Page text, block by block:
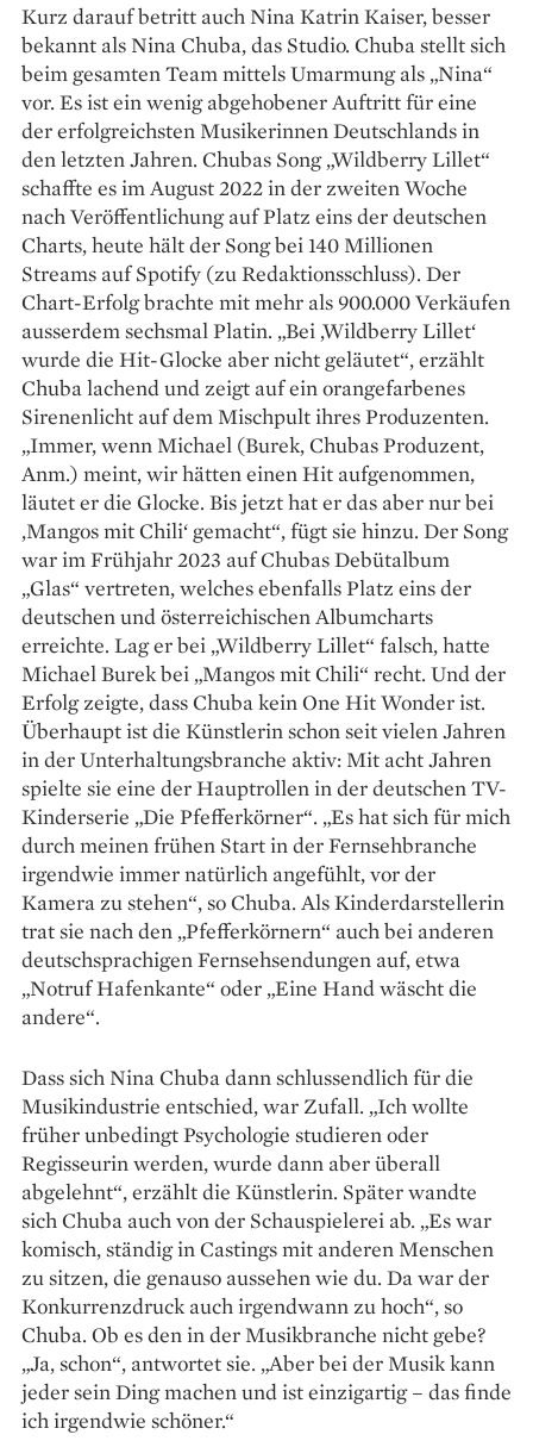
Kurz darauf betritt auch Nina Katrin Kaiser, besser
bekannt als Nina Chuba, das Studio. Chuba stellt sich
beim gesamten Team mittels Umarmung als „Nina“
vor. Es ist ein wenig abgehobener Auftritt für eine
der erfolgreichsten Musikerinnen Deutschlands in
den letzten Jahren. Chubas Song „Wildberry Lillet“
schaffte es im August 2022 in der zweiten Woche
nach Veröffentlichung auf Platz eins der deutschen
Charts, heute hält der Song bei 140 Millionen
Streams auf Spotify (zu Redak­tionsschluss). Der
Chart-Erfolg brachte mit mehr als 900.000 Verkäufen
ausserdem sechsmal Platin. „Bei ‚Wildberry Lillet‘
wurde die Hit-Glocke aber nicht geläutet“, erzählt
Chuba lachend und zeigt auf ein orangefarbenes
Sirenenlicht auf dem Mischpult ihres Produzenten.
„Immer, wenn Michael (Burek, Chubas Produzent,
Anm.) meint, wir hätten einen Hit aufgenommen,
läutet er die Glocke. Bis jetzt hat er das aber nur bei
‚Mangos mit Chili‘ gemacht“, fügt sie hinzu. Der Song
war im Frühjahr 2023 auf Chubas Debütalbum
„Glas“ vertreten, welches ebenfalls Platz eins der
deutschen und öster­reichischen Albumcharts
erreichte. Lag er bei „Wildberry Lillet“ falsch, hatte
Michael Burek bei „Mangos mit Chili“ recht. Und der
Erfolg zeigte, dass Chuba kein One Hit Wonder ist.
Überhaupt ist die Künstlerin schon seit vielen Jahren
in der Unterhaltungsbranche aktiv: Mit acht Jahren
spielte sie eine der Hauptrollen in der deutschen TV-
Kinderserie „Die Pfefferkörner“. „Es hat sich für mich
durch meinen frühen Start in der Fernsehbranche
irgendwie immer natürlich angefühlt, vor der
Kamera zu stehen“, so Chuba. Als Kinder­darstellerin
trat sie nach den „Pfefferkörnern“ auch bei anderen
deutschsprachigen Fernsehsendungen auf, etwa
„Notruf Hafenkante“ oder „Eine Hand wäscht die
andere“.
Dass sich Nina Chuba dann schlussendlich für die
Musikindustrie entschied, war Zufall. „Ich wollte
früher unbedingt Psychologie stu­dieren oder
Regisseurin werden, wurde dann aber überall
abgelehnt“, erzählt die Künstlerin. Später wandte
sich Chuba auch von der Schauspielerei ab. „Es war
komisch, ständig in Castings mit anderen Menschen
zu sitzen, die genauso aussehen wie du. Da war der
Kon­kurrenzdruck auch irgendwann zu hoch“, so
Chuba. Ob es den in der Musikbranche nicht gebe?
„Ja, schon“, antwortet sie. „Aber bei der Musik kann
jeder sein Ding machen und ist einzigartig – das finde
ich irgendwie schöner.“